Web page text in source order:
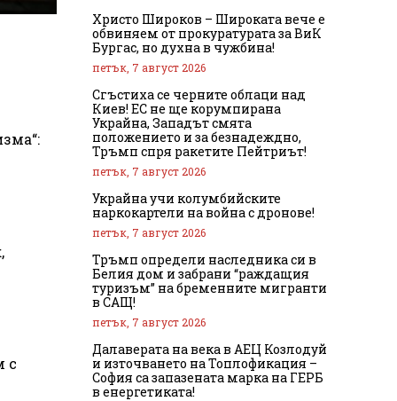
с
Христо Широков – Широката вече е
обвиняем от прокуратурата за ВиК
Бургас, но духна в чужбина!
петък, 7 август 2026
Сгъстиха се черните облаци над
Киев! ЕС не ще корумпирана
Украйна, Западът смята
положението и за безнадеждно,
Тръмп спря ракетите Пейтриът!
петък, 7 август 2026
Украйна учи колумбийските
наркокартели на война с дронове!
петък, 7 август 2026
Тръмп определи наследника си в
Белия дом и забрани “раждащия
туризъм” на бременните мигранти
в САЩ!
петък, 7 август 2026
Далаверата на века в АЕЦ Козлодуй
и източването на Топлофикация –
София са запазената марка на ГЕРБ
в енергетиката!